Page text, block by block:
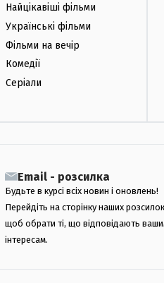
Найцікавіші фільми
Українські фільми
Фільми на вечір
Комедії
Серіали
Email - розсилка
Будьте в курсі всіх новин і оновлень!
Перейдіть на сторінку наших
щоб обрати ті, що відповідають
інтересам.